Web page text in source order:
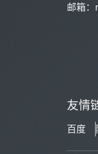
邮箱：
友情
百度